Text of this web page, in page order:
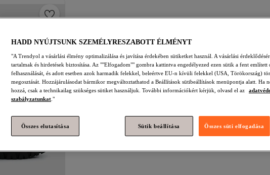
HADD NYÚJTSUNK SZEMÉLYRESZABOTT ÉLMÉNYT
"A Trendyol a vásárlási élmény optimalizálása és javítása érdekében sütiketket használ. A vásárlási
tartalmak és hirdetések biztosítása. Az ""Elfogadom"" gombra kattintva engedélyezed ezen sütik a fent említett
felhasználását, és adott esetben azok harmadik felekkel, beleértve EU-n kívüli felekkel (USA, Törökország)
megosztását. Hozzájárulásodat bármikor megváltoztathatod a Beállítások sütibeállítások menüpontja alatt. Ha
hozzá, csak a technikailag szükséges sütiket használjuk. További információkért kérjük, olvasd el az
szabályzatunkat ."
Összes elutasítása Sütik beállítása Összes süti elfogadása